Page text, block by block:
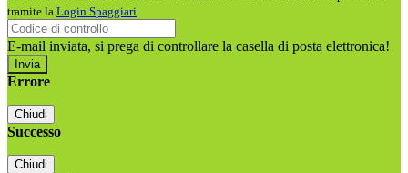
tramite la Login Spaggiari
E-mail inviata, si prega di controllare la casella di posta elettronica!
Errore
Chiudi
Successo
Chiudi